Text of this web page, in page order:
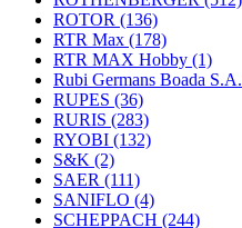
ROTOR (136)
RTR Max (178)
RTR MAX Hobby (1)
Rubi Germans Boada S.A.
RUPES (36)
RURIS (283)
RYOBI (132)
S&K (2)
SAER (111)
SANIFLO (4)
SCHEPPACH (244)